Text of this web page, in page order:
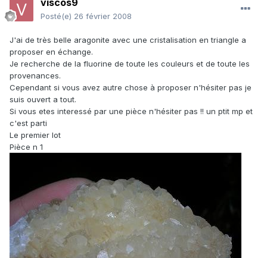
viscos9
Posté(e) 26 février 2008
J'ai de très belle aragonite avec une cristalisation en triangle a
proposer en échange.
Je recherche de la fluorine de toute les couleurs et de toute les
provenances.
Cependant si vous avez autre chose à proposer n'hésiter pas je
suis ouvert a tout.
Si vous etes interessé par une pièce n'hésiter pas !! un ptit mp et
c'est parti
Le premier lot
Pièce n 1